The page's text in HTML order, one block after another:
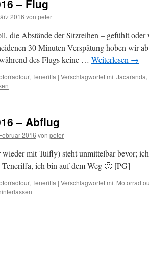
– Flug
2016 von peter
die Abstände der Sitzreihen – gefühlt
30 Minuten Verspätung hoben wir
des Flugs keine … Weiterlesen →
, Teneriffa | Verschlagwortet mitJacaranda,
– Abflug
2016 von peter
mit Tuifly) steht unmittelbar bevor;
Teneriffa, ich bin auf dem Weg 🙂 [PG]
, Teneriffa | Verschlagwortet mit